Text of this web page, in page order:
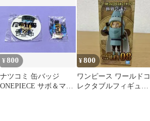
弟
¥800
ナツコミ 缶バッジ
ONEPIECE サボ＆マル
¥800
ワンピース ワールドコ
レクタブルフィギュア